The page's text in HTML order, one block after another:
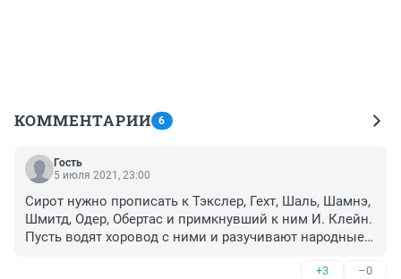
КОММЕНТАРИИ 6
Гость
5 июля 2021, 23:00
Сирот нужно прописать к Тэкслер, Гехт, Шаль, Шамнэ,
Шмитд, Одер, Обертас и примкнувший к ним И. Клейн.
Пусть водят хоровод с ними и разучивают народные
+3 –0